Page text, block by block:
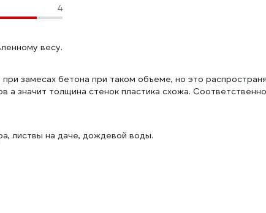
4
весу.
при замесах бетона при таком объеме, но это
а значит толщина стенок пластика схожа.
листвы на даче, дождевой воды.